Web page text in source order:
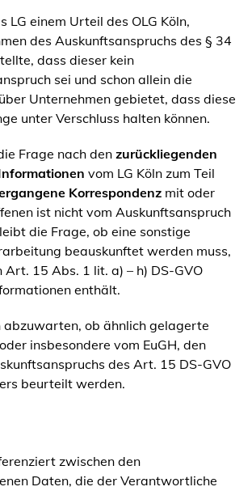
LG einem Urteil des OLG Köln,
des Auskunftsanspruchs des § 34
dass dieser kein
sei und schon allein die
Unternehmen gebietet, dass diese
unter Verschluss halten können.
Frage nach den zurückliegenden
vom LG Köln zum Teil
Korrespondenz mit oder
ist nicht vom Auskunftsanspruch
die Frage, ob eine sonstige
beauskunftet werden muss,
Art. 15 Abs. 1 lit. a) – h) DS-GVO
enthält.
abzuwarten, ob ähnlich gelagerte
insbesondere vom EuGH, den
des Art. 15 DS-GVO
beurteilt werden.
zwischen den
Daten, die der Verantwortliche